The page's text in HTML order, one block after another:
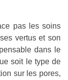
pas les soins
vertus et son
dans le
soit le type de
sur les pores,